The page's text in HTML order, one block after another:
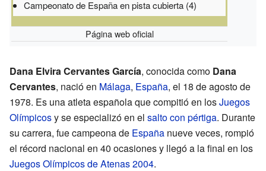
Campeonato de España en pista cubierta (4)
Página web oficial
Dana Elvira Cervantes García, conocida como Dana
Cervantes, nació en Málaga, España, el 18 de agosto de
1978. Es una atleta española que compitió en losJuegos
Olímpicosy se especializó en el salto con pértiga. Durante
su carrera, fue campeona de España nueve veces, rompió
el récord nacional en 40 ocasiones y llegó a la final en los
Juegos Olímpicos de Atenas 2004.